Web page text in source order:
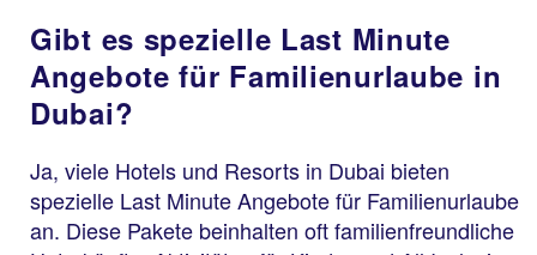
Gibt es spezielle Last Minute
Angebote für Familienurlaube in
Dubai?
Ja, viele Hotels und Resorts in Dubai bieten
spezielle Last Minute Angebote für Familienurlaube
an. Diese Pakete beinhalten oft familienfreundliche